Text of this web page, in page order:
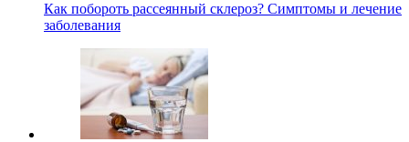
Как побороть рассеянный склероз? Симптомы и лечение
заболевания